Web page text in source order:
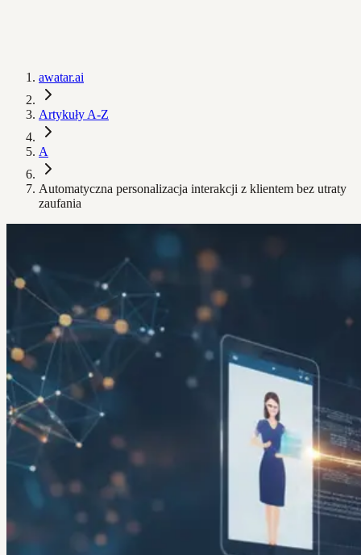
awatar.ai
Artykuły A-Z
A
Automatyczna personalizacja interakcji z klientem bez utraty
zaufania